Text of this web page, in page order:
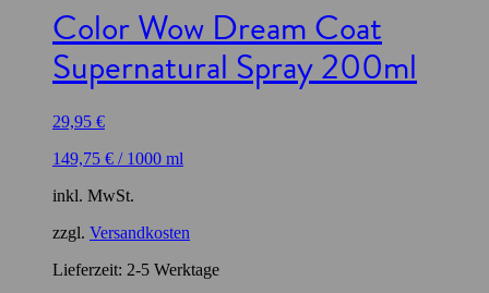
Color Wow Dream Coat
Supernatural Spray 200ml
29,95 €
149,75 € / 1000 ml
inkl. MwSt.
zzgl. Versandkosten
Lieferzeit: 2-5 Werktage